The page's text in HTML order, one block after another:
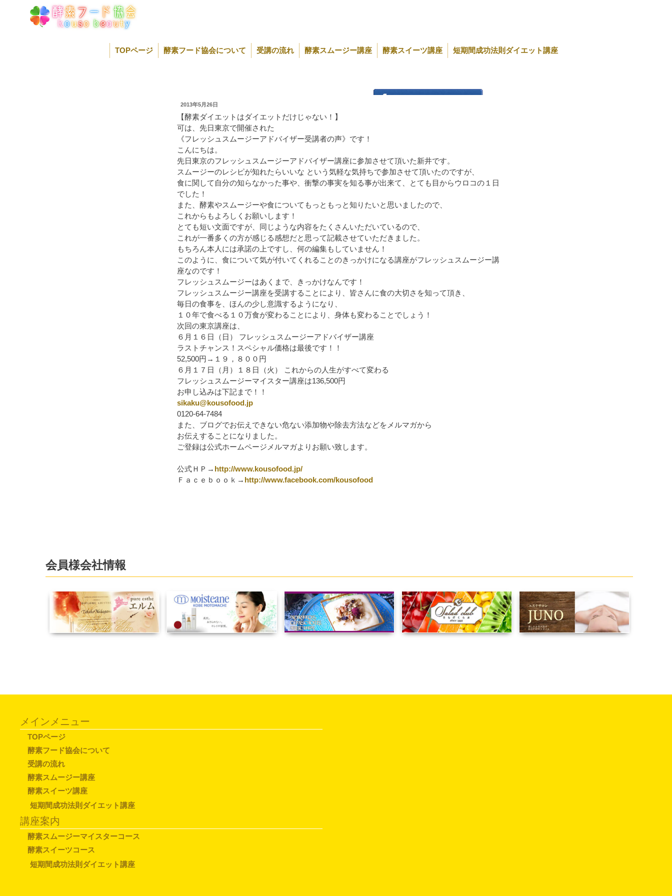
TOPページ 酵素フード協会について 受講の流れ 酵素スムージー講座 酵素スイーツ講座 短期間成功法則ダイエット講座
2013年5月26日
【酵素ダイエットはダイエットだけじゃない！】
可は、先日東京で開催された
《フレッシュスムージーアドバイザー受講者の声》です！
こんにちは。
先日東京のフレッシュスムージーアドバイザー講座に参加させて頂いた新井です。
スムージーのレシピが知れたらいいな という気軽な気持ちで参加させて頂いたのですが、
食に関して自分の知らなかった事や、衝撃の事実を知る事が出来て、とても目からウロコの１日
でした！
また、酵素やスムージーや食についてもっともっと知りたいと思いましたので、
これからもよろしくお願いします！
とても短い文面ですが、同じような内容をたくさんいただいているので、
これが一番多くの方が感じる感想だと思って記載させていただきました。
もちろん本人には承諾の上ですし、何の編集もしていません！
このように、食について気が付いてくれることのきっかけになる講座がフレッシュスムージー講
座なのです！
フレッシュスムージーはあくまで、きっかけなんです！
フレッシュスムージー講座を受講することにより、皆さんに食の大切さを知って頂き、
毎日の食事を、ほんの少し意識するようになり、
１０年で食べる１０万食が変わることにより、身体も変わることでしょう！
次回の東京講座は、
６月１６日（日） フレッシュスムージーアドバイザー講座
ラストチャンス！スペシャル価格は最後です！！
52,500円→１９，８００円
６月１７日（月）１８日（火） これからの人生がすべて変わる
フレッシュスムージーマイスター講座は136,500円
お申し込みは下記まで！！
sikaku@kousofood.jp
0120-64-7484
また、ブログでお伝えできない危ない添加物や除去方法などをメルマガから
お伝えすることになりました。
ご登録は公式ホームページメルマガよりお願い致します。
公式ＨＰ→ http://www.kousofood.jp/
Ｆａｃｅｂｏｏｋ→ http://www.facebook.com/kousofood
酵素フード協会は、手洗い推進プ
ロジェクトを応援しています。
食品の農薬洗浄パウダーの販売
会員様会社情報
メインメニュー
TOPページ
酵素フード協会について
受講の流れ
酵素スムージー講座
酵素スイーツ講座
短期間成功法則ダイエット講座
講座案内
酵素スムージーマイスターコース
酵素スイーツコース
短期間成功法則ダイエット講座